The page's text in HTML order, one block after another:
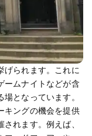
げられます。これに
ームナイトなどが含
となっています。
キングの機会を提供
れます。例えば、